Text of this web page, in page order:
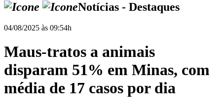
Notícias - Destaques
04/08/2025 às 09:54h
Maus-tratos a animais
disparam 51% em Minas, com
média de 17 casos por dia